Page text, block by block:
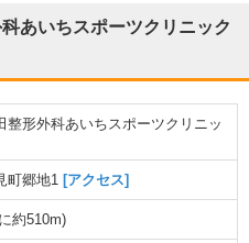
あいちスポーツクリニック
整形外科あいちスポーツクリニッ
町郷地1 [アクセス]
約510m)